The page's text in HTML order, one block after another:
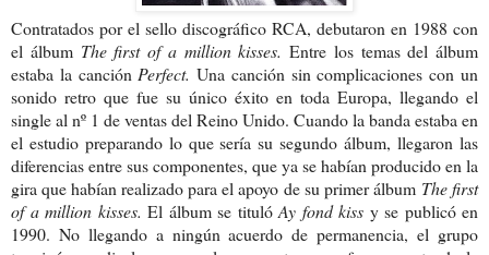
Contratados por el sello discográfico RCA, debutaron en 1988 con
el álbum The first of a million kisses. Entre los temas del álbum
estaba la canción Perfect.Una canción sin complicaciones con un
sonido retro que fue su único éxito en toda Europa, llegando el
single al nº 1 de ventas del Reino Unido. Cuando la banda estaba en
el estudio preparando lo que sería su segundo álbum, llegaron las
diferencias entre sus componentes, que ya se habían producido en la
gira que habían realizado para el apoyo de su primer álbum The first
of a million kisses. El álbum se titulóAy fond kiss y se publicó en
1990. No llegando a ningún acuerdo de permanencia, el grupo